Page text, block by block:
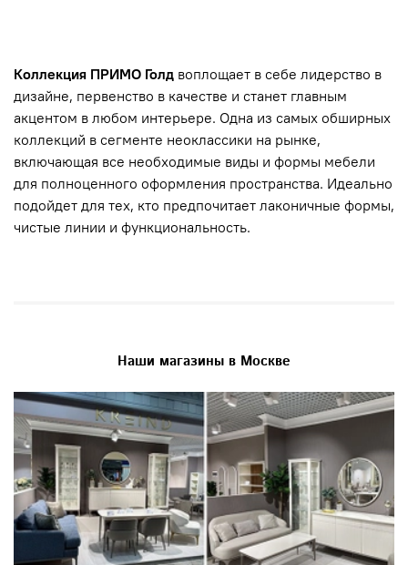
Коллекция ПРИМО Голд воплощает в себе лидерство в
дизайне, первенство в качестве и станет главным
акцентом в любом интерьере. Одна из самых обширных
коллекций в сегменте неоклассики на рынке,
включающая все необходимые виды и формы мебели
для полноценного оформления пространства. Идеально
подойдет для тех, кто предпочитает лаконичные формы,
чистые линии и функциональность.
Наши магазины в Москве